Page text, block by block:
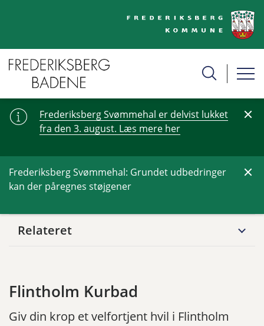
Frederiksberg Svømmehal er delvist lukket
fra den 3. august. Læs mere her
Frederiksberg Svømmehal: Grundet udbedringer
kan der påregnes støjgener
Relateret
Flintholm Kurbad
Giv din krop et velfortjent hvil i Flintholm